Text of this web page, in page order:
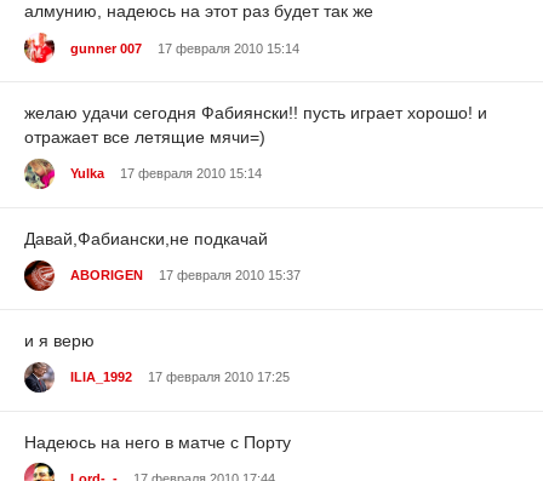
алмунию, надеюсь на этот раз будет так же
gunner 007 17 февраля 2010 15:14
желаю удачи сегодня Фабиянски!! пусть играет хорошо! и
отражает все летящие мячи=)
Yulka 17 февраля 2010 15:14
Давай,Фабиански,не подкачай
ABORIGEN 17 февраля 2010 15:37
и я верю
ILIA_1992 17 февраля 2010 17:25
Надеюсь на него в матче с Порту